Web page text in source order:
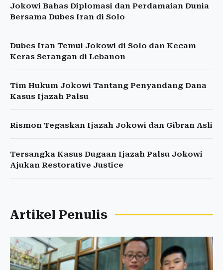
Jokowi Bahas Diplomasi dan Perdamaian Dunia
Bersama Dubes Iran di Solo
Dubes Iran Temui Jokowi di Solo dan Kecam
Keras Serangan di Lebanon
Tim Hukum Jokowi Tantang Penyandang Dana
Kasus Ijazah Palsu
Rismon Tegaskan Ijazah Jokowi dan Gibran Asli
Tersangka Kasus Dugaan Ijazah Palsu Jokowi
Ajukan Restorative Justice
Artikel Penulis